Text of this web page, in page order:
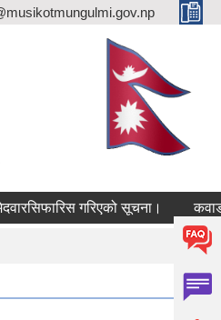
गरिएको सूचना। कवाडी